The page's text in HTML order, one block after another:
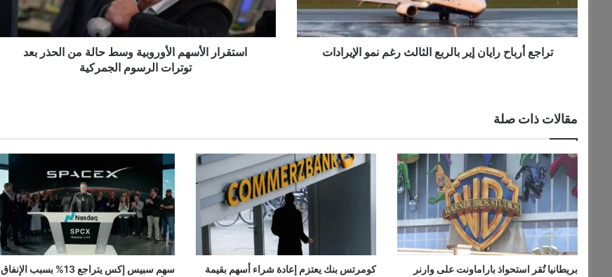
ر
و
ن
ر
ب
ا
ن
إ
ي
ب
ا
ل
ر
ع
ا
تراجع أرباح رايان إير بالربع الثالث رغم نمو الإيرادات
ر
ل
أ
و
ر
و
ب
ي
ة
و
س
ط
استقرار الأسهم الأوروبية وسط حالة من الحذر بعد
توترات الرسوم الجمركية
مقالات ذات صلة
بريطانيا تُقر استحواذ باراماونت على وارنر
كومرتس بنك يعتزم إعادة شراء أسهم بقيمة
سهم سبيس إكس يتراجع 13% بسبب الإنفاق